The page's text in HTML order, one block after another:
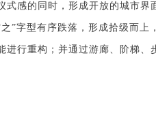
感的同时，形成开放的城市界
”字型有序跌落，形成拾级而上
进行重构；并通过游廊、阶梯、